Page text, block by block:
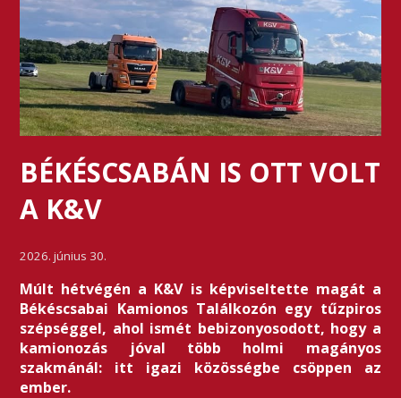
BÉKÉSCSABÁN IS OTT VOLT
A K&V
2026. június 30.
Múlt hétvégén a K&V is képviseltette magát a
Békéscsabai Kamionos Találkozón egy tűzpiros
szépséggel, ahol ismét bebizonyosodott, hogy a
kamionozás jóval több holmi magányos
szakmánál: itt igazi közösségbe csöppen az
ember.